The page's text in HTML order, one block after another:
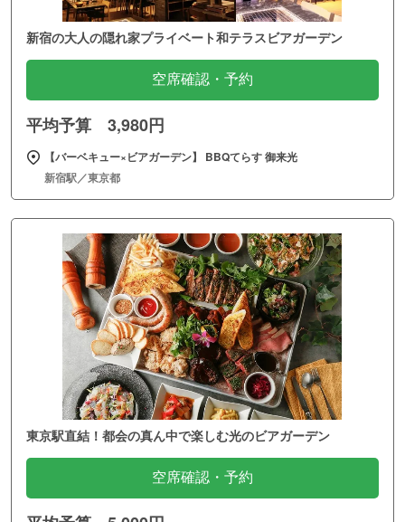
新宿の大人の隠れ家プライベート和テラスビアガーデン
空席確認・予約
平均予算 3,980円
【バーベキュー×ビアガーデン】 BBQてらす 御来光
新宿駅／東京都
東京駅直結！都会の真ん中で楽しむ光のビアガーデン
空席確認・予約